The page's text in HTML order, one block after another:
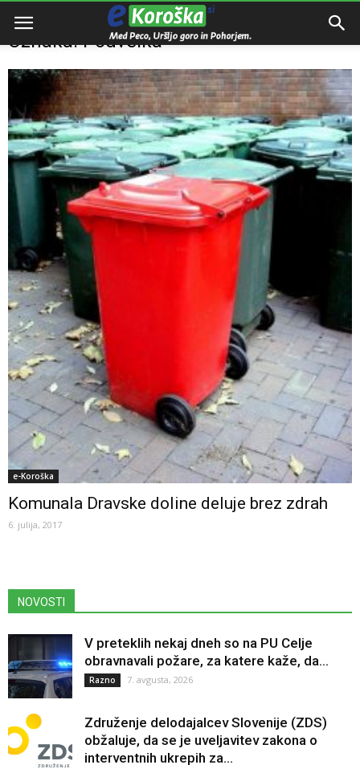
Domov Podvelka
Oznaka: Podvelka
e-Koroška
Komunala Dravske doline deluje brez zdrah
6. julija, 2017
NOVOSTI
V preteklih nekaj dneh so na PU Celje
obravnavali požare, za katere kaže, da...
Razno 7. avgusta, 2026
Združenje delodajalcev Slovenije (ZDS)
obžaluje, da se je uveljavitev zakona o
interventnih ukrepih za...